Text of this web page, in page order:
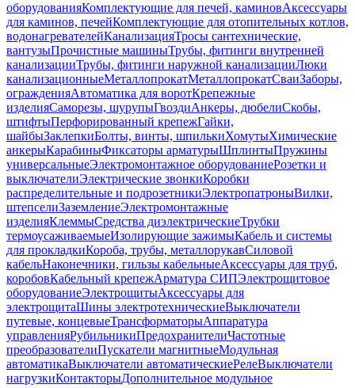
оборудованияКомплектующие для печей, каминовАксессуары
для каминов, печейКомплектующие для отопительных котлов,
водонагревателейКанализацияТросы сантехнические,
вантузыПрочистные машиныТрубы, фитинги внутренней
канализацииТрубы, фитинги наружной канализацииЛюки
канализационныеМеталлопрокатМеталлопрокатСваиЗаборы,
огражденияАвтоматика для воротКрепежные
изделияСаморезы, шурупыГвоздиАнкеры, дюбелиСкобы,
штифтыПерфорированный крепежГайки,
шайбыЗаклепкиБолты, винты, шпилькиХомутыХимические
анкерыКарабиныФиксаторы арматурыШплинтыПружины
универсальныеЭлектромонтажное оборудованиеРозетки и
выключателиЭлектрические звонкиКоробки
распределительные и подрозетникиЭлектропатроныВилки,
штепселиЗаземлениеЭлектромонтажные
изделияКлеммыСредства диэлектрическиеТрубки
термоусаживаемыеИзолирующие зажимыКабель и системы
для прокладкиКороба, трубы, металлорукавСиловой
кабельНаконечники, гильзы кабельныеАксессуары для труб,
коробовКабельный крепежАрматура СИПЭлектрощитовое
оборудованиеЭлектрощитыАксессуары для
электрощитаШины электротехническиеВыключатели
путевые, концевыеТрансформаторыАппаратура
управленияРубильникиПредохранителиЧастотные
преобразователиПускатели магнитныеМодульная
автоматикаВыключатели автоматическиеРелеВыключатели
нагрузкиКонтакторыДополнительное модульное